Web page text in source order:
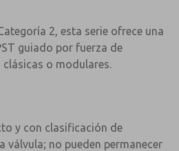
2, esta serie ofrece una
guiado por fuerza de
o modulares.
y con clasificación de
válvula; no pueden permanecer